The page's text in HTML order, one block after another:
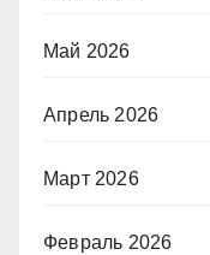
Май 2026
Апрель 2026
Март 2026
Февраль 2026